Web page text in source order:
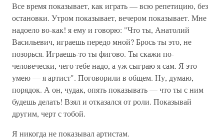
Все время показывает, как играть — всю репетицию, без
остановки. Утром показывает, вечером показывает. Мне
надоело во-как! я ему и говорю: "Что ты, Анатолий
Васильевич, играешь передо мной? Брось ты это, не
позорься. Играешь-то ты фигово. Ты скажи по-
человечески, чего тебе надо, а уж сыграю я сам. Я это
умею — я артист". Поговорили в общем. Ну, думаю,
порядок. А он, чудак, опять показывать — что ты с ним
будешь делать! Взял и отказался от роли. Показывай
другим, черт с тобой.
Я никогда не показывал артистам.